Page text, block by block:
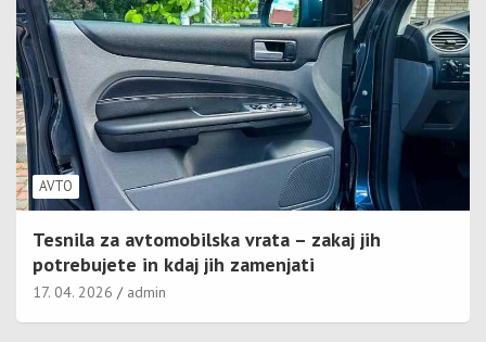
AVTO
Tesnila za avtomobilska vrata – zakaj jih
potrebujete in kdaj jih zamenjati
17. 04. 2026 admin